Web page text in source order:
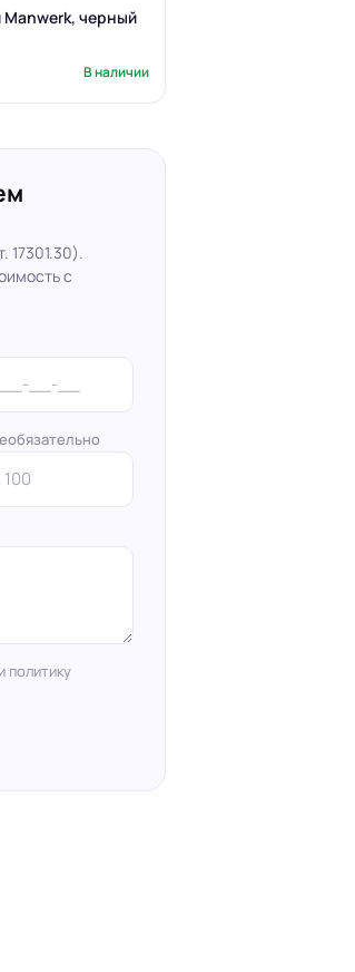
Manwerk, черный
В наличии
17301.30).
с
политику